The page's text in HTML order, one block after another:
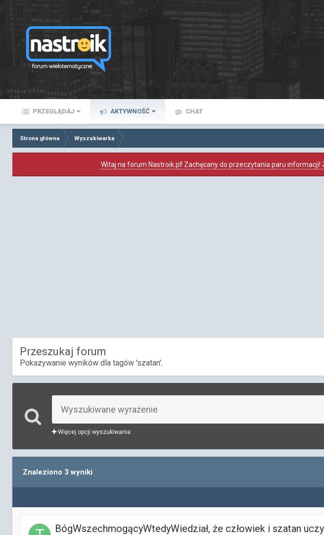
PRZEGLĄDAJ AKTYWNOŚĆ CHAT
Strona główna Wyszukiwarka
Witaj na forum Nastroik.pl! Zachęcany do przeczytania paru
Przeszukaj forum
Pokazywanie wyników dla tagów 'szatan'.
Więcej opcji wyszukiwania
Znaleziono 3 wyniki
BógWszechmogącyWtedyWiedział, że człowiek i szatan